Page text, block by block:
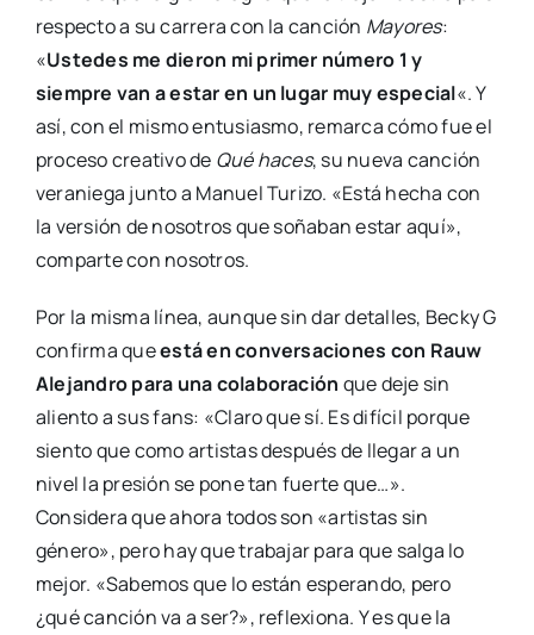
respecto a su carrera con la canción Mayores:
«Ustedes me dieron mi primer número 1 y
siempre van a estar en un lugar muy especial«. Y
así, con el mismo entusiasmo, remarca cómo fue el
proceso creativo de Qué haces, su nueva canción
veraniega junto a Manuel Turizo. «Está hecha con
la versión de nosotros que soñaban estar aquí»,
comparte con nosotros.
Por la misma línea, aunque sin dar detalles, Becky G
confirma queestá en conversaciones con Rauw
Alejandro para una colaboración que deje sin
aliento a sus fans: «Claro que sí. Es difícil porque
siento que como artistas después de llegar a un
nivel la presión se pone tan fuerte que…».
Considera que ahora todos son «artistas sin
género», pero hay que trabajar para que salga lo
mejor. «Sabemos que lo están esperando, pero
¿qué canción va a ser?», reflexiona. Y es que la